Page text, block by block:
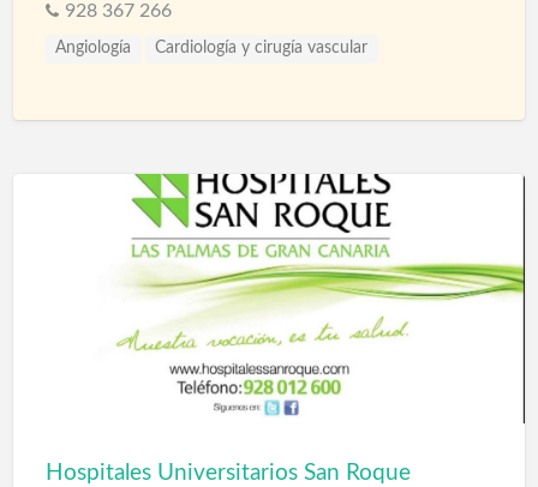
928 367 266
Angiología Cardiología y cirugía vascular
Hospitales Universitarios San Roque